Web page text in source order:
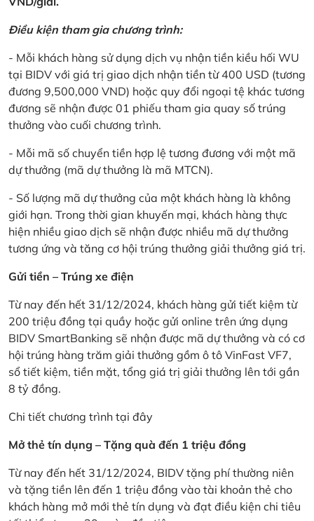
Điều kiện tham gia chương trình:
- Mỗi khách hàng sử dụng dịch vụ nhận tiền kiều hối WU
tại BIDV với giá trị giao dịch nhận tiền từ 400 USD (tương
đương 9,500,000 VND) hoặc quy đổi ngoại tệ khác tương
đương sẽ nhận được 01 phiếu tham gia quay số trúng
thưởng vào cuối chương trình.
- Mỗi mã số chuyển tiền hợp lệ tương đương với một mã
dự thưởng (mã dự thưởng là mã MTCN).
- Số lượng mã dự thưởng của một khách hàng là không
giới hạn. Trong thời gian khuyến mại, khách hàng thực
hiện nhiều giao dịch sẽ nhận được nhiều mã dự thưởng
tương ứng và tăng cơ hội trúng thưởng giải thưởng giá trị.
Gửi tiền – Trúng xe điện
Từ nay đến hết 31/12/2024, khách hàng gửi tiết kiệm từ
200 triệu đồng tại quầy hoặc gửi online trên ứng dụng
BIDV SmartBanking sẽ nhận được mã dự thưởng và có cơ
hội trúng hàng trăm giải thưởng gồm ô tô VinFast VF7,
sổ tiết kiệm, tiền mặt, tổng giá trị giải thưởng lên tới gần
8 tỷ đồng.
Chi tiết chương trình tại đây
Mở thẻ tín dụng – Tặng quà đến 1 triệu đồng
Từ nay đến hết 31/12/2024, BIDV tặng phí thường niên
và tặng tiền lên đến 1 triệu đồng vào tài khoản thẻ cho
khách hàng mở mới thẻ tín dụng và đạt điều kiện chi tiêu